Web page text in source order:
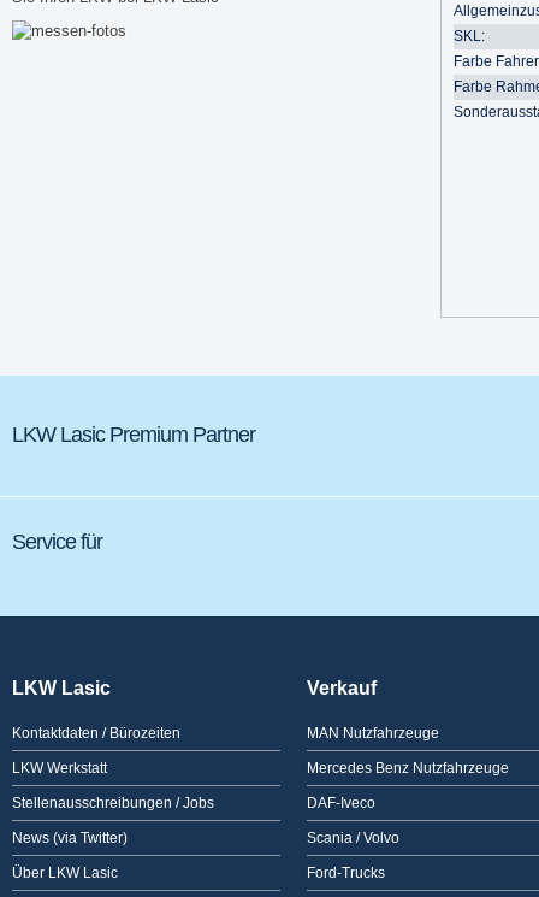
SKL:
Farbe
Farbe
LKW Lasic Premium Partner
Service für
LKW Lasic
Kontaktdaten / Bürozeiten
LKW Werkstatt
Stellenausschreibungen / Jobs
News (via Twitter)
Über LKW Lasic
Verkauf
MAN Nutzfahrzeuge
Mercedes Benz Nutzfahrzeuge
DAF-Iveco
Scania / Volvo
Ford-Trucks